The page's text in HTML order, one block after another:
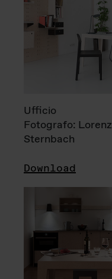
Ufficio
Fotografo: Lorenz
Sternbach
Download